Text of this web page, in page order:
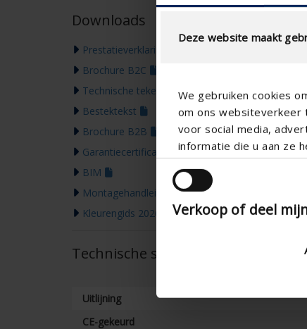
Deze website maakt
We gebruiken cookies
om ons websiteverkeer
voor social media,
informatie die u aan ze
Verkoop of deel
Downloads
Prestatieverklaring
Brochure B2C
Technische tekening
Bestektekst
Brochure B2B
Garantiecertificaat
BIM
Montagehandleiding
Kleurengids 2026
Technische specificaties
Uitlijning
CE-gekeurd